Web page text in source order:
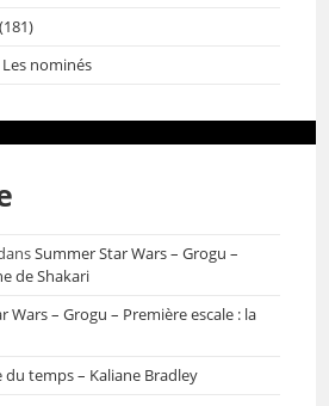
Les nominés
Summer Star Wars – Grogu –
de Shakari
Wars – Grogu – Première escale : la
du temps – Kaliane Bradley